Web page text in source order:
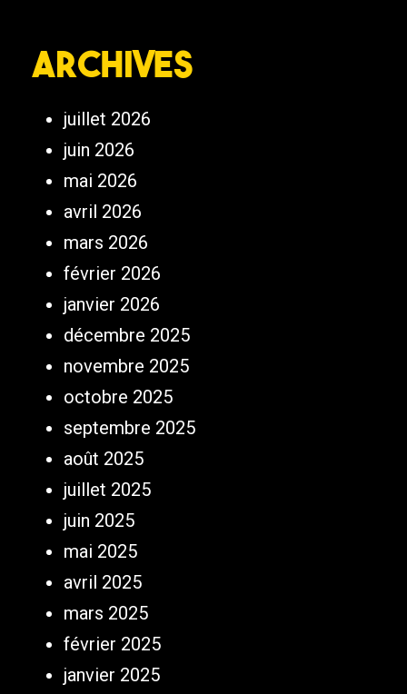
Archives
juillet 2026
juin 2026
mai 2026
avril 2026
mars 2026
février 2026
janvier 2026
décembre 2025
novembre 2025
octobre 2025
septembre 2025
août 2025
juillet 2025
juin 2025
mai 2025
avril 2025
mars 2025
février 2025
janvier 2025